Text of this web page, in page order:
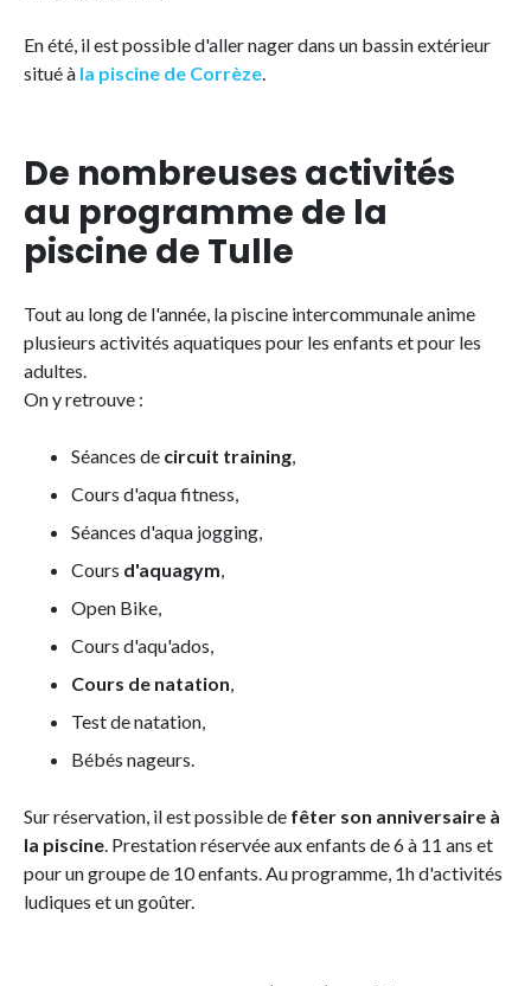
En été, il est possible d'aller nager dans un bassin extérieur
situé à la piscine de Corrèze.
De nombreuses activités
au programme de la
piscine de Tulle
Tout au long de l'année, la piscine intercommunale anime
plusieurs activités aquatiques pour les enfants et pour les
adultes.
On y retrouve :
Séances de circuit training,
Cours d'aqua fitness,
Séances d'aqua jogging,
Cours d'aquagym,
Open Bike,
Cours d'aqu'ados,
Cours de natation,
Test de natation,
Bébés nageurs.
Sur réservation, il est possible de fêter son anniversaire à
la piscine. Prestation réservée aux enfants de 6 à 11 ans et
pour un groupe de 10 enfants. Au programme, 1h d'activités
ludiques et un goûter.